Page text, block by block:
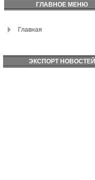
ГЛАВНОЕ МЕНЮ
Главная
ЭКСПОРТ НОВОСТЕЙ